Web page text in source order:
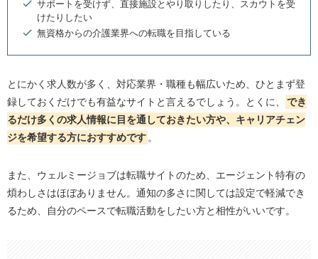
サポートを受けず、直接施設とやり取りしたり、スカウトを受
けたりしたい
無資格からの介護業界への転職を目指している
とにかく求人数が多く、対応業界・職種も幅広いため、ひとまず登
録しておくだけでも有益なサイトと言えるでしょう。とくに、
でき
るだけ多くの求人情報に目を通しておきたい方や、キャリアチェン
ジを希望する方におすすめです 。
また、ウェルミージョブは転職サイトのため、エージェント特有の
煩わしさはほぼありません。通知の多さに関しては設定で軽減でき
るため、自分のペースで転職活動をしたい方と相性がいいです。